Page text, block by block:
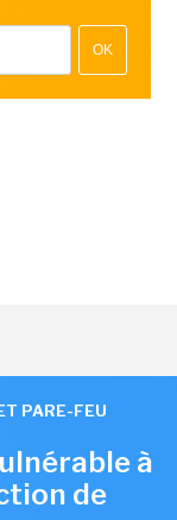
OK
PARE-FEU
à
de